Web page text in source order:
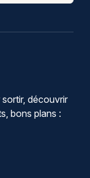
Alpes
découvrir
bons plans :